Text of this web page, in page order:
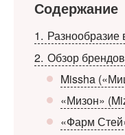
Содержание
1
Разнообразие
2 Обзор
Missha
«Мизон»
«Фарм